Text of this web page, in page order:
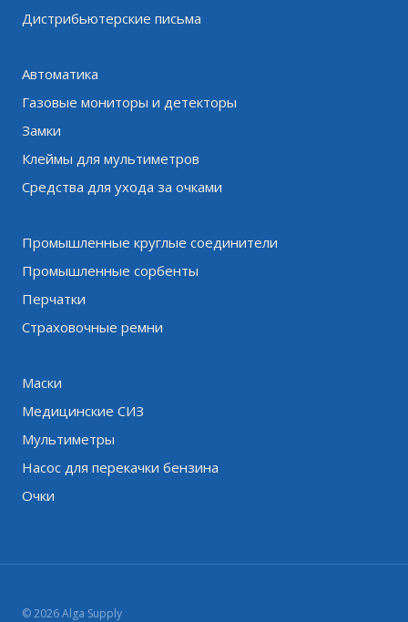
Дистрибьютерские письма
Автоматика
Газовые мониторы и детекторы
Замки
Клеймы для мультиметров
Средства для ухода за очками
Промышленные круглые соединители
Промышленные сорбенты
Перчатки
Страховочные ремни
Маски
Медицинские СИЗ
Мультиметры
Насос для перекачки бензина
Очки
© 2026 Alga Supply